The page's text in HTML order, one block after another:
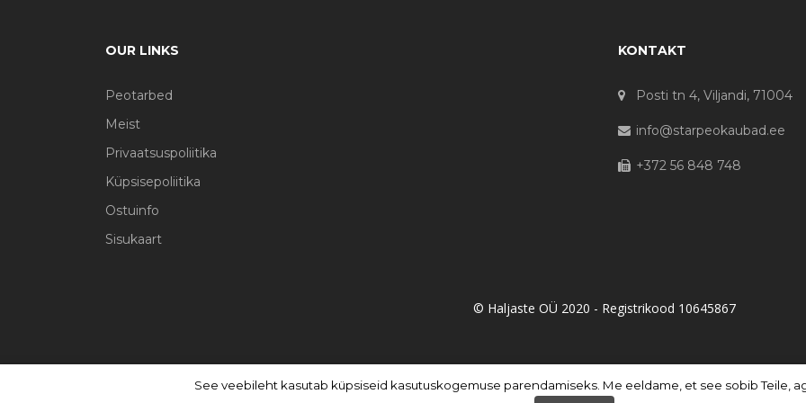
OUR LINKS
Peotarbed
Meist
Privaatsuspoliitika
Küpsisepoliitika
Ostuinfo
Sisukaart
KONTAKT
Posti tn 4, Viljandi, 71004
info@starpeokaubad.ee
+372 56 848 748
© Haljaste OÜ 2020 - Registrikood 10645867
See veebileht kasutab küpsiseid kasutuskogemuse parendamiseks. Me eeldame, et see sobib Teile,